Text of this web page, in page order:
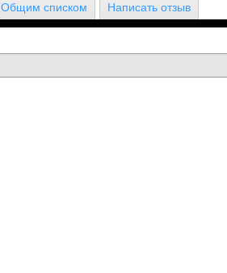
Общим списком Написать отзыв